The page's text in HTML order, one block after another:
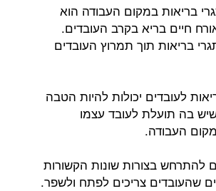
בריאות במקום העבודה הוא
חיים בריא בקרב העובדים.
בריאות תוך תמרוץ העובדים
לעובדים יכולות להיות הטבה
בה תועלת לעובד עצמו
העבודה.
להתרחש בצורות שונות הקשורות
שהעובדים צריכים לפתח ולשפר.